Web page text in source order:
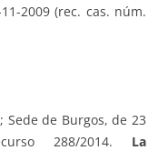
2009 (rec. cas. núm.
Sede de Burgos, de 23
288/2014. La